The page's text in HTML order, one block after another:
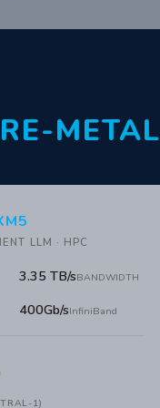
METAL
LLM · HPC
3.35 TB/sBANDWIDTH
400Gb/sInfiniBand
1)